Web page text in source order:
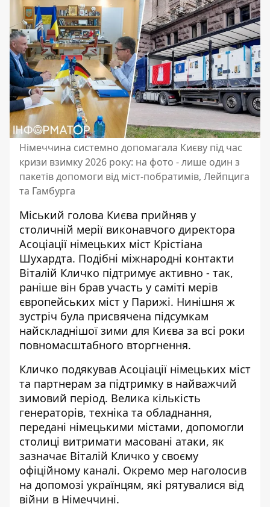
Німеччина системно допомагала Києву під час
кризи взимку 2026 року: на фото - лише один з
пакетів допомоги від міст-побратимів, Лейпцига
та Гамбурга
Міський голова Києва прийняв у
столичній мерії виконавчого директора
Асоціації німецьких міст Крістіана
Шухардта. Подібні міжнародні контакти
Віталій Кличко підтримує активно - так,
раніше він брав участь у саміті мерів
європейських міст у Парижі. Нинішня ж
зустріч була присвячена підсумкам
найскладнішої зими для Києва за всі роки
повномасштабного вторгнення.
Кличко подякував Асоціації німецьких міст
та партнерам за підтримку в найважчий
зимовий період. Велика кількість
генераторів, техніка та обладнання,
передані німецькими містами, допомогли
столиці витримати масовані атаки, як
зазначає Віталій Кличко у своєму
офіційному каналі. Окремо мер наголосив
на допомозі українцям, які рятувалися від
війни в Німеччині.